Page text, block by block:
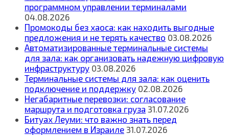
программном управлении терминалами
04.08.2026
Промокоды без хаоса: как находить выгодные
предложения и не терять качество 03.08.2026
Автоматизированные терминальные системы
для зала: как организовать надежную цифровую
инфраструктуру 03.08.2026
Терминальные системы для зала: как оценить
подключение и поддержку 02.08.2026
Негабаритные перевозки: согласование
маршрута и подготовка груза 31.07.2026
Битуах Леуми: что важно знать перед
оформлением в Израиле 31.07.2026